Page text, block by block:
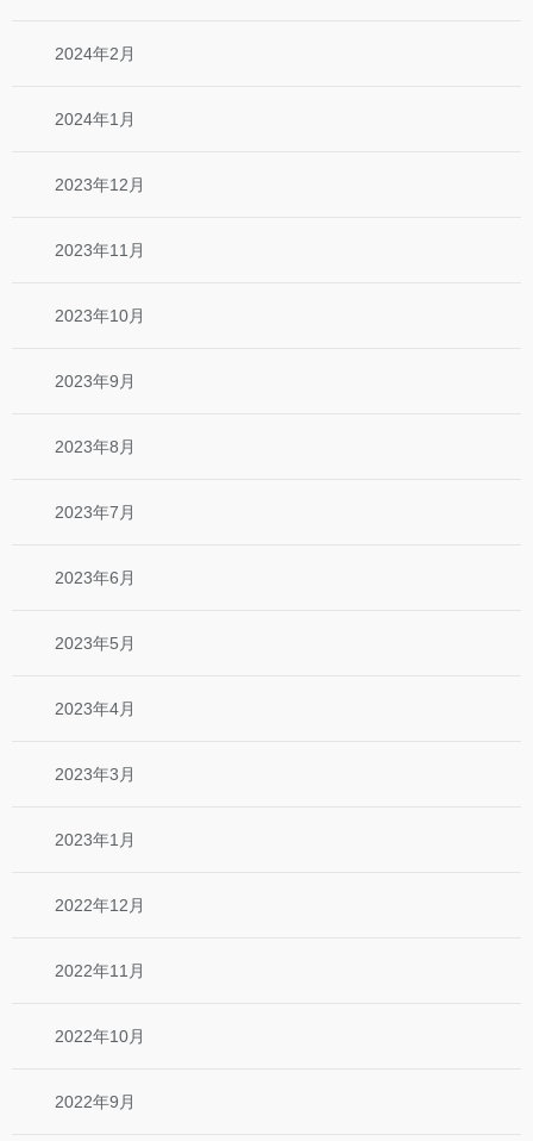
2024年2月
2024年1月
2023年12月
2023年11月
2023年10月
2023年9月
2023年8月
2023年7月
2023年6月
2023年5月
2023年4月
2023年3月
2023年1月
2022年12月
2022年11月
2022年10月
2022年9月